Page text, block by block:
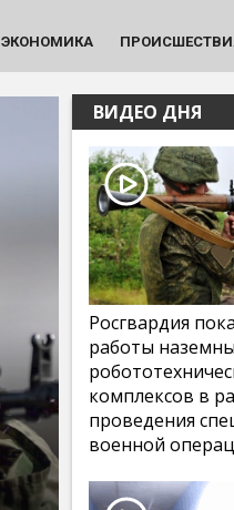
ЭКОНОМИКА
ВИДЕО ДНЯ
Росгвардия
работы
комплексов в
проведения
военной